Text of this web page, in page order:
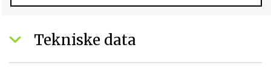
Tekniske data